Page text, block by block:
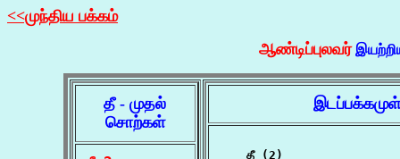
<<முந்திய பக்கம்
ஆண்டிப்புலவர்
தீ - முதல்
சொற்கள்
    தீ (2)